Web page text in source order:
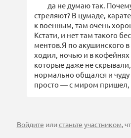
да не думаю так.
стреляют? В цумаде,
к военным, там очень
Кстати, и нет там такого
ментов.Я по акушинского
ходил, ночью и в
которые даже не
нормально общался и чуду
просто — с миром
Войдите илистаньте участником,